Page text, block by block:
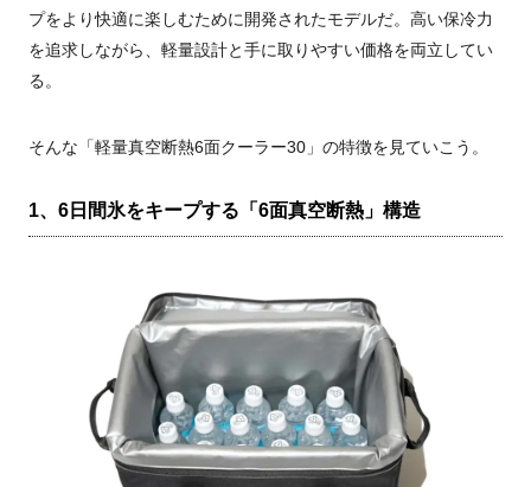
プをより快適に楽しむために開発されたモデルだ。高い保冷力
を追求しながら、軽量設計と手に取りやすい価格を両立してい
る。
そんな「軽量真空断熱6面クーラー30」の特徴を見ていこう。
1、6日間氷をキープする「6面真空断熱」構造